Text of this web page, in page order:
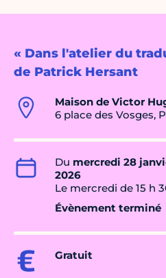
« Dans l'atelier du
de Patrick Hersant
Maison de Victor
6 place des Vosges,
Du mercredi 28
2026
Le mercredi de 15 h
Évènement terminé
Gratuit